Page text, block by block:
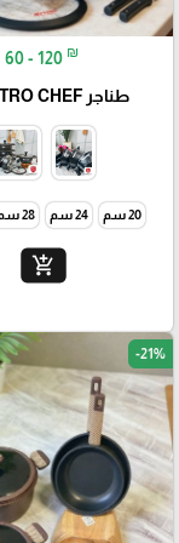
60 - 120 ₪
طناجر MAISTRO CHEF
20 سم 24 سم 28 سم
add_shopping_cart
-21%